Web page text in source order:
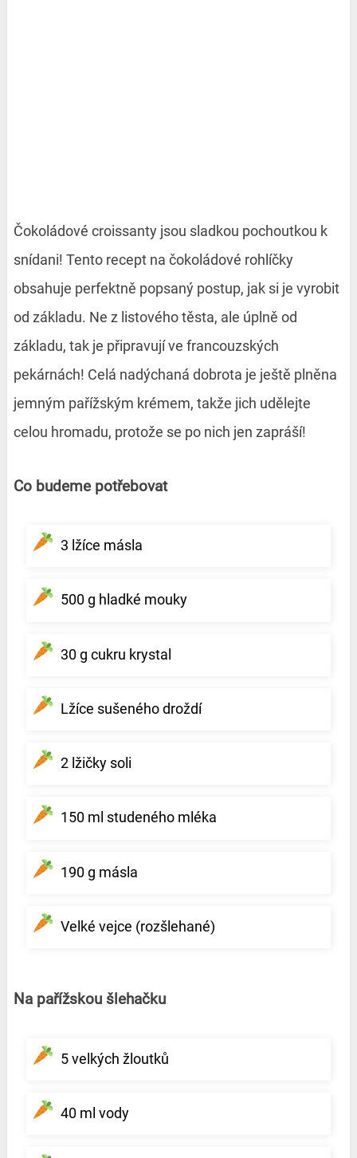
Čokoládové croissanty jsou sladkou pochoutkou k
snídani! Tento recept na čokoládové rohlíčky
obsahuje perfektně popsaný postup, jak si je vyrobit
od základu. Ne z listového těsta, ale úplně od
základu, tak je připravují ve francouzských
pekárnách! Celá nadýchaná dobrota je ještě plněna
jemným pařížským krémem, takže jich udělejte
celou hromadu, protože se po nich jen zapráší!
Co budeme potřebovat
3 lžíce másla
500 g hladké mouky
30 g cukru krystal
Lžíce sušeného droždí
2 lžičky soli
150 ml studeného mléka
190 g másla
Velké vejce (rozšlehané)
Na pařížskou šlehačku
5 velkých žloutků
40 ml vody